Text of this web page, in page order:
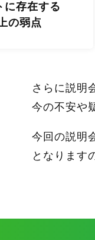
に存在する
の弱点
さらに説明
今の不安や
今回の説明
となります